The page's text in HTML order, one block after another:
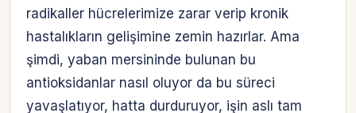
radikaller hücrelerimize zarar verip kronik
hastalıkların gelişimine zemin hazırlar. Ama
şimdi, yaban mersininde bulunan bu
antioksidanlar nasıl oluyor da bu süreci
yavaşlatıyor, hatta durduruyor, işin aslı tam